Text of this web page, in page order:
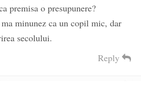
premisa o presupunere?
minunez ca un copil mic, dar
secolului.
Reply